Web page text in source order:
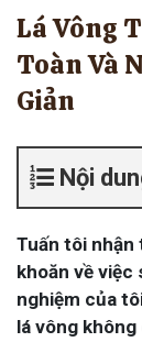
Lá Vông
Toàn Và
Giản
Nội
Tuấn tôi nhận
khoăn về việc
nghiệm của
lá vông